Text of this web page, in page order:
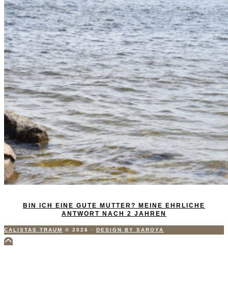
BIN ICH EINE GUTE MUTTER? MEINE EHRLICHE
ANTWORT NACH 2 JAHREN
CALISTAS TRAUM © 2026 · DESIGN BY SAROYA
Scroll